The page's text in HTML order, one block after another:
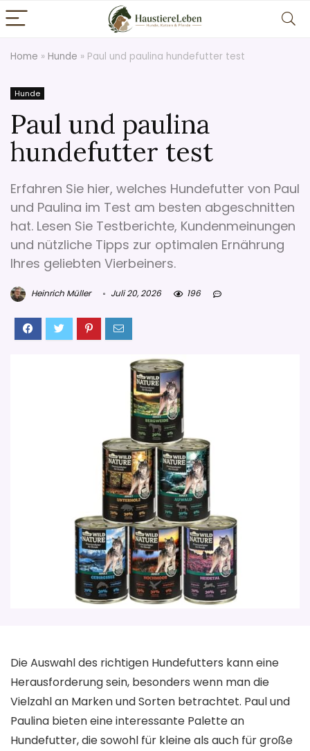
Home » Hunde » Paul und paulina hundefutter test
Hunde
Paul und paulina
hundefutter test
Erfahren Sie hier, welches Hundefutter von Paul
und Paulina im Test am besten abgeschnitten
hat. Lesen Sie Testberichte, Kundenmeinungen
und nützliche Tipps zur optimalen Ernährung
Ihres geliebten Vierbeiners.
Heinrich Müller Juli 20, 2026 196
Die Auswahl des richtigen Hundefutters kann eine
Herausforderung sein, besonders wenn man die
Vielzahl an Marken und Sorten betrachtet. Paul und
Paulina bieten eine interessante Palette an
Hundefutter, die sowohl für kleine als auch für große